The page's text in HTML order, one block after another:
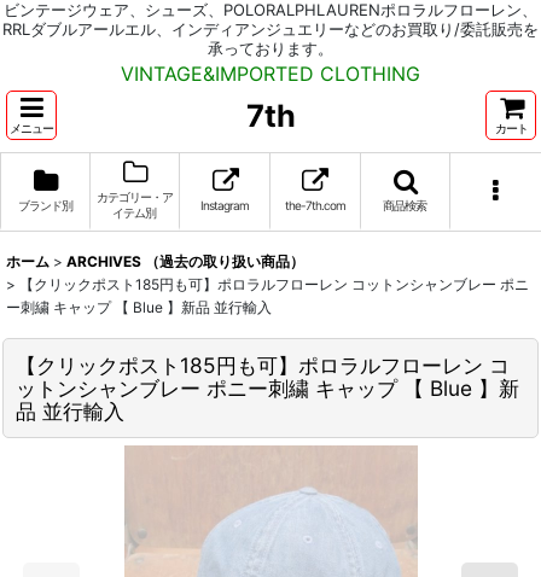
ビンテージウェア、シューズ、POLORALPHLAURENポロラルフローレン、
RRLダブルアールエル、インディアンジュエリーなどのお買取り/委託販売を
承っております。
VINTAGE&IMPORTED CLOTHING
メニュー 7th カート
ブランド別
カテゴリー・ア
イテム別
Instagram the-7th.com 商品検索
ホーム > ARCHIVES （過去の取り扱い商品）
>
【クリックポスト185円も可】ポロラルフローレン コットンシャンブレー ポニ
ー刺繍 キャップ 【 Blue 】新品 並行輸入
【クリックポスト185円も可】ポロラルフローレン コ
ットンシャンブレー ポニー刺繍 キャップ 【 Blue 】新
品 並行輸入